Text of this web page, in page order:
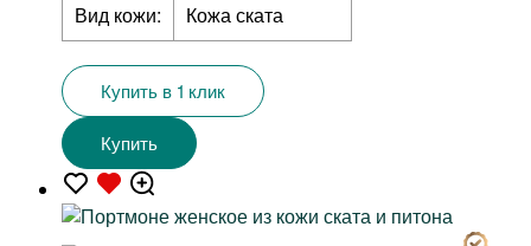
Вид кожи:
Кожа ската
Купить в 1 клик
Купить